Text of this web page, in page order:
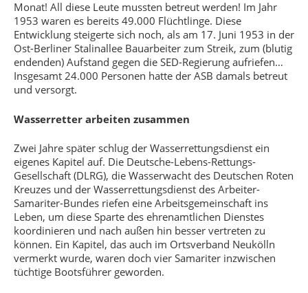
Monat! All diese Leute mussten betreut werden! Im Jahr
1953 waren es bereits 49.000 Flüchtlinge. Diese
Entwicklung steigerte sich noch, als am 17. Juni 1953 in der
Ost-Berliner Stalinallee Bauarbeiter zum Streik, zum (blutig
endenden) Aufstand gegen die SED-Regierung aufriefen…
Insgesamt 24.000 Personen hatte der ASB damals betreut
und versorgt.
Wasserretter arbeiten zusammen
Zwei Jahre später schlug der Wasserrettungsdienst ein
eigenes Kapitel auf. Die Deutsche-Lebens-Rettungs-
Gesellschaft (DLRG), die Wasserwacht des Deutschen Roten
Kreuzes und der Wasserrettungsdienst des Arbeiter-
Samariter-Bundes riefen eine Arbeitsgemeinschaft ins
Leben, um diese Sparte des ehrenamtlichen Dienstes
koordinieren und nach außen hin besser vertreten zu
können. Ein Kapitel, das auch im Ortsverband Neukölln
vermerkt wurde, waren doch vier Samariter inzwischen
tüchtige Bootsführer geworden.